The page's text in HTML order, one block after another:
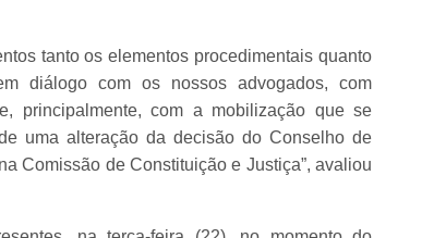
tanto os elementos procedimentais quanto
diálogo com os nossos advogados, com
principalmente, com a mobilização que se
uma alteração da decisão do Conselho de
Comissão de Constituição e Justiça”, avaliou